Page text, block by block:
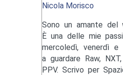
Nicola Morisco
Sono un amante del
È una delle mie
mercoledì, venerdì e
a guardare Raw,
PPV. Scrivo per